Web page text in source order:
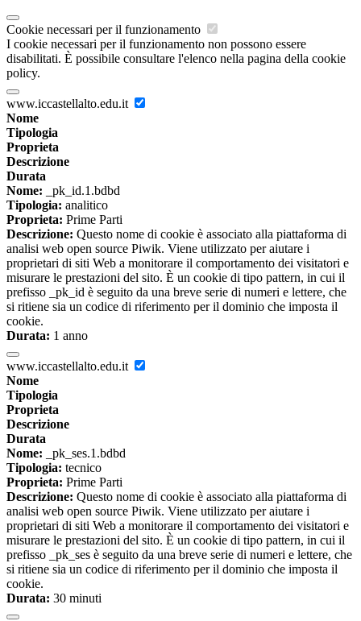
Cookie necessari per il funzionamento
I cookie necessari per il funzionamento non possono essere
disabilitati. È possibile consultare l'elenco nella pagina della cookie
policy.
www.iccastellalto.edu.it
Nome
Tipologia
Proprieta
Descrizione
Durata
Nome: _pk_id.1.bdbd
Tipologia: analitico
Proprieta: Prime Parti
Descrizione: Questo nome di cookie è associato alla piattaforma di
analisi web open source Piwik. Viene utilizzato per aiutare i
proprietari di siti Web a monitorare il comportamento dei visitatori e
misurare le prestazioni del sito. È un cookie di tipo pattern, in cui il
prefisso _pk_id è seguito da una breve serie di numeri e lettere, che
si ritiene sia un codice di riferimento per il dominio che imposta il
cookie.
Durata: 1 anno
www.iccastellalto.edu.it
Nome
Tipologia
Proprieta
Descrizione
Durata
Nome: _pk_ses.1.bdbd
Tipologia: tecnico
Proprieta: Prime Parti
Descrizione: Questo nome di cookie è associato alla piattaforma di
analisi web open source Piwik. Viene utilizzato per aiutare i
proprietari di siti Web a monitorare il comportamento dei visitatori e
misurare le prestazioni del sito. È un cookie di tipo pattern, in cui il
prefisso _pk_ses è seguito da una breve serie di numeri e lettere, che
si ritiene sia un codice di riferimento per il dominio che imposta il
cookie.
Durata: 30 minuti